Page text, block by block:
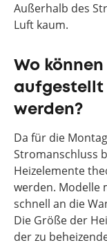
Außerhalb des
Luft kaum.
Wo
aufgestellt
werden?
Da für die
Stromanschluss
Heizelemente
werden. Modelle
schnell an die
Die Größe der
der zu